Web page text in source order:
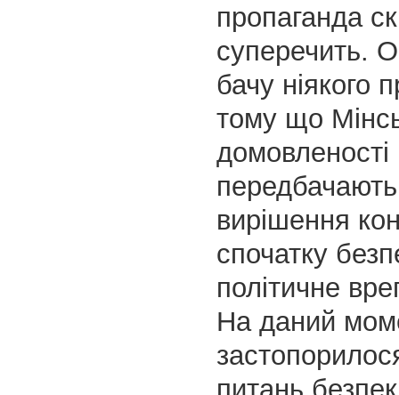
пропаганда
суперечить.
бачу ніякого
тому що
домовленості
вирішення
спочатку
політичне
На даний
питань